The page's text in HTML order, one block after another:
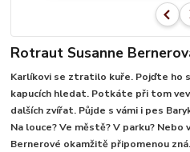
Rotraut Susanne
Karlíkovi se ztratilo kuře. Pojďte ho
kapucích hledat. Potkáte při tom
dalších zvířat. Půjde s vámi i pes
Na louce? Ve městě? V parku? Nebo
Bernerové okamžitě připomenou